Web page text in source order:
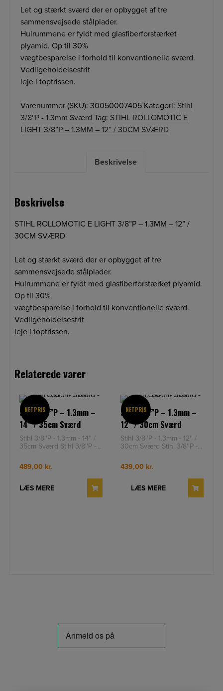
–
12”
/
30CM
SVÆRD
antal
Let og stærkt sværd der er opbygget af tre
sammensvejsede stålplader.
Hulrummene er fyldt med glasfiberforstærket
plyamid. Op til 30%
vægtbesparelse i forhold til konventionelle sværd.
Vedligeholdelsesfrit
leje i toptrissen.
Varenummer (SKU): 30050007405 Kategori: Stihl
3/8''P - 1.3mm Sværd Tag: STIHL ROLLOMOTIC E
LIGHT 3/8”P – 1.3MM – 12” / 30CM SVÆRD
Beskrivelse
Beskrivelse
STIHL ROLLOMOTIC E LIGHT 3/8”P – 1.3MM – 12” /
30CM SVÆRD
Let og stærkt sværd der er opbygget af tre
sammensvejsede stålplader.
Hulrummene er fyldt med glasfiberforstærket plyamid.
Op til 30%
vægtbesparelse i forhold til konventionelle sværd.
Vedligeholdelsesfrit
leje i toptrissen.
Relaterede varer
NETPRIS
Stihl 3/8”P – 1.3mm –
14” / 35cm Sværd
Stihl 3/8''P - 1.3mm - 14'' /
35cm Sværd Stihl 3/8''P -
Sværd: Rollomatic E bes
489,00 kr.
LÆS MERE
NETPRIS
Stihl 3/8”P – 1.3mm –
12” / 30cm Sværd
Stihl 3/8''P - 1.3mm - 12'' /
30cm Sværd Stihl 3/8''P -
Sværd: Rollomatic E bes
439,00 kr.
LÆS MERE